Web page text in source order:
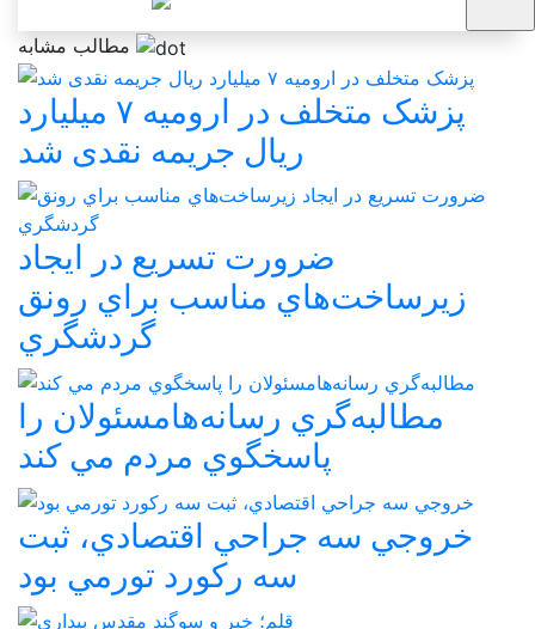
پزشک متخلف در ارومیه ۷ میلیارد
ریال جریمه نقدی شد
ضرورت تسريع در ايجاد
زيرساخت‌هاي مناسب براي رونق
گردشگري
مطالبه‌گري رسانه‌هامسئولان را
پاسخگوي مردم مي کند
خروجي سه جراحي اقتصادي، ثبت
سه رکورد تورمي بود